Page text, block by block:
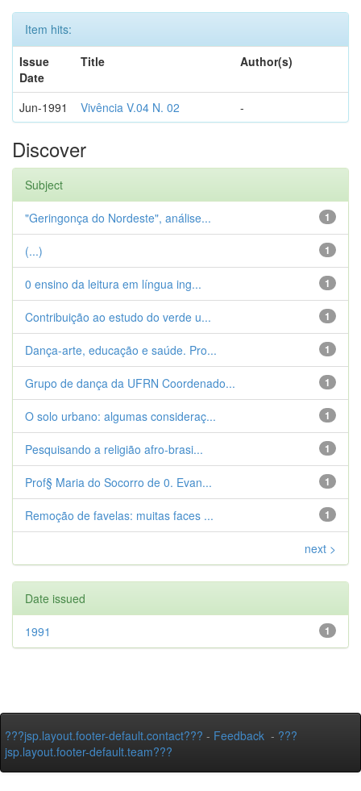
Item hits:
Issue
Date
Title Author(s)
Jun-1991 Vivência V.04 N. 02 -
Discover
Subject
1
"Geringonça do Nordeste", análise...
1
(...)
1
0 ensino da leitura em língua ing...
1
Contribuição ao estudo do verde u...
1
Dança-arte, educação e saúde. Pro...
1
Grupo de dança da UFRN Coordenado...
1
O solo urbano: algumas consideraç...
1
Pesquisando a religião afro-brasi...
1
Prof§ Maria do Socorro de 0. Evan...
1
Remoção de favelas: muitas faces ...
next >
Date issued
1
1991
???jsp.layout.footer-default.contact??? - Feedback - ???
jsp.layout.footer-default.team???